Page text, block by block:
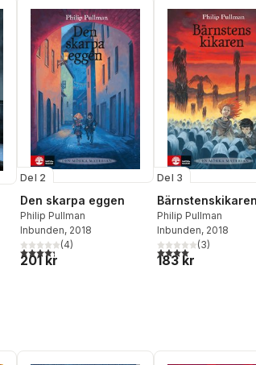
röster:
Del 2
Den skarpa eggen
Philip Pullman
Inbunden, 2018
4,3utav 5 stjärnor. Totalt antal röster:
(4)
201 kr
Del 3
Bärnstenskikaren
Philip Pullman
Inbunden, 2018
4,0utav 5 stjärnor.
(3)
183 kr